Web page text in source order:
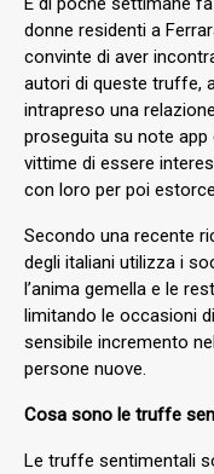
donne residenti a
convinte di aver
autori di queste truffe,
intrapreso una
proseguita su note
vittime di essere
con loro per poi
Secondo una recente
degli italiani utilizza i
l’anima gemella e le
limitando le occasioni
sensibile incremento
persone nuove.
Cosa sono le truffe
Le truffe sentimentali